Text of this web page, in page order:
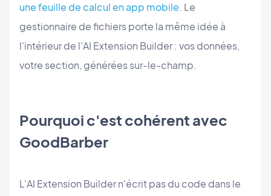
une feuille de calcul en app mobile. Le
gestionnaire de fichiers porte la même idée à
l'intérieur de l'AI Extension Builder : vos données,
votre section, générées sur-le-champ.
Pourquoi c'est cohérent avec
GoodBarber
L'AI Extension Builder n'écrit pas du code dans le